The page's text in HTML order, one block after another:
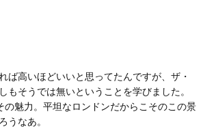
ば高いほどいいと思ってたんですが、ザ・
もそうでは無いということを学びました。
魅力。平坦なロンドンだからこそのこの景
うなあ。